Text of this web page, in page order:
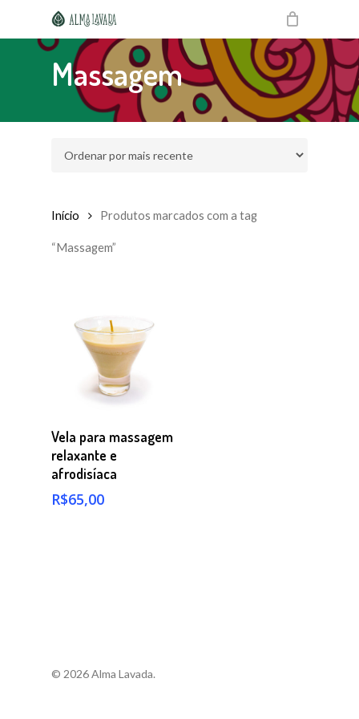
main
Massagem
Início Produtos marcados com a tag
“Massagem”
Vela para massagem
relaxante e
afrodisíaca
R$65,00
© 2026 Alma Lavada.